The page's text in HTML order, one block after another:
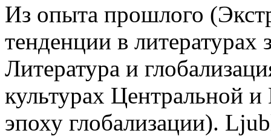
Из опыта прошлого
тенденции в
Литература и
культурах Центральной
эпоху глобализации).